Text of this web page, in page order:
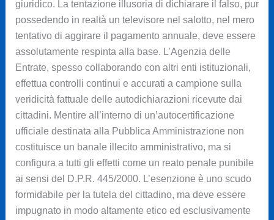
giuridico. La tentazione illusoria di dichiarare il falso, pur
possedendo in realtà un televisore nel salotto, nel mero
tentativo di aggirare il pagamento annuale, deve essere
assolutamente respinta alla base. L’Agenzia delle
Entrate, spesso collaborando con altri enti istituzionali,
effettua controlli continui e accurati a campione sulla
veridicità fattuale delle autodichiarazioni ricevute dai
cittadini. Mentire all’interno di un’autocertificazione
ufficiale destinata alla Pubblica Amministrazione non
costituisce un banale illecito amministrativo, ma si
configura a tutti gli effetti come un reato penale punibile
ai sensi del D.P.R. 445/2000. L’esenzione è uno scudo
formidabile per la tutela del cittadino, ma deve essere
impugnato in modo altamente etico ed esclusivamente